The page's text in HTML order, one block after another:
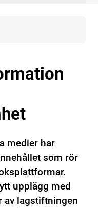
medier har
som rör
upplägg med
av lagstiftningen